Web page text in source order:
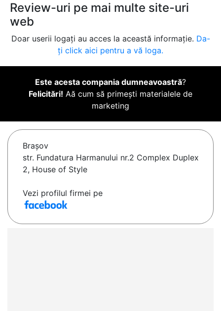
Review-uri pe mai multe site-uri
web
Doar userii logați au acces la această informație. Da-
ți click aici pentru a vă loga.
Este acesta compania dumneavoastră?
Felicitări! Aă cum să primești materialele de
marketing
Braşov
str. Fundatura Harmanului nr.2 Complex Duplex
2, House of Style
Vezi profilul firmei pe